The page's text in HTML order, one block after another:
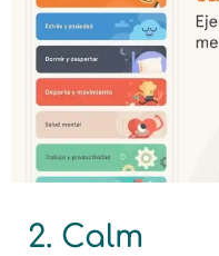
2. Calm